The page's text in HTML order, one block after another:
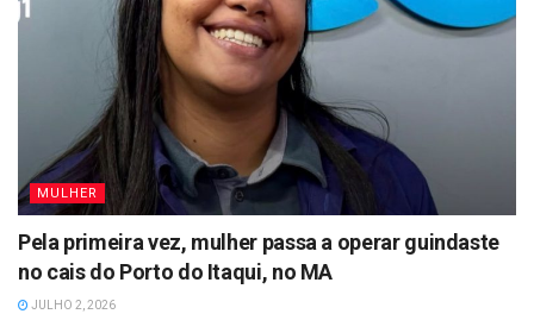
MULHER
Pela primeira vez, mulher passa a operar guindaste
no cais do Porto do Itaqui, no MA
JULHO 2, 2026